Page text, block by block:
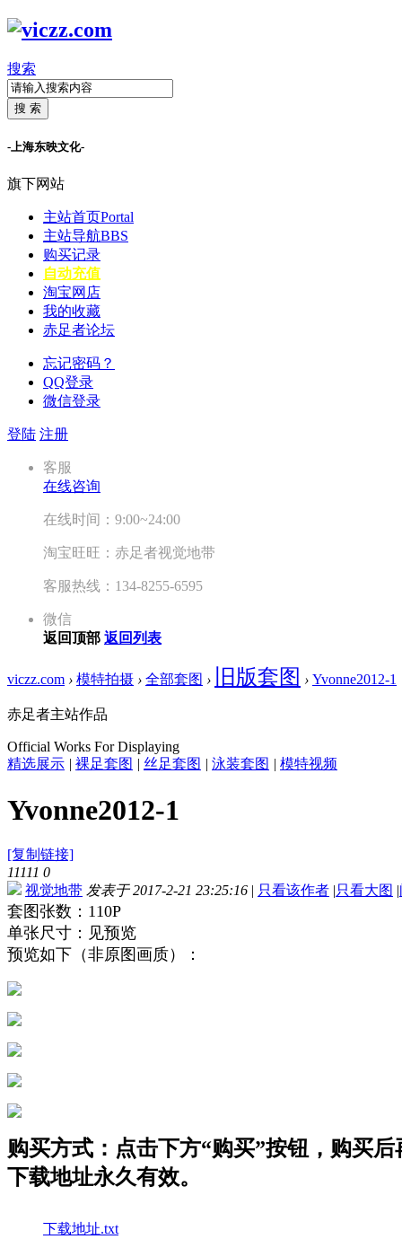
搜索
搜 索
-上海东映文化-
旗下网站
主站首页Portal
主站导航BBS
购买记录
自动充值
淘宝网店
我的收藏
赤足者论坛
忘记密码？
QQ登录
微信登录
登陆 注册
客服
在线咨询
在线时间：9:00~24:00
淘宝旺旺：赤足者视觉地带
客服热线：134-8255-6595
微信
返回顶部 返回列表
viczz.com › 模特拍摄 › 全部套图 › 旧版套图 › Yvonne2012-1
赤足者主站作品
Official Works For Displaying
精选展示 | 裸足套图 | 丝足套图 | 泳装套图 | 模特视频
Yvonne2012-1
[复制链接]
11111 0
视觉地带 发表于 2017-2-21 23:25:16 | 只看该作者 |只看大图 |
套图张数：110P
单张尺寸：见预览
预览如下（非原图画质）：
购买方式：点击下方“购买”按钮，购买
下载地址永久有效。
下载地址.txt